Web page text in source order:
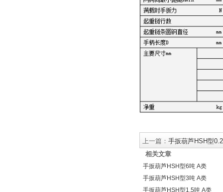
上一篇： 手扳葫芦HSH型
相关文章
手扳葫芦HSH型6吨 A类
手扳葫芦HSH型3吨 A类
手扳葫芦HSH型1.5吨 A类